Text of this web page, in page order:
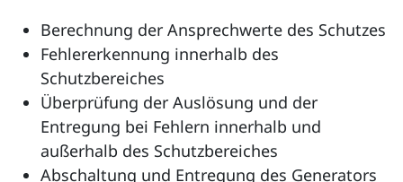
Berechnung der Ansprechwerte des Schutzes
Fehlererkennung innerhalb des
Schutzbereiches
Überprüfung der Auslösung und der
Entregung bei Fehlern innerhalb und
außerhalb des Schutzbereiches
Abschaltung und Entregung des Generators